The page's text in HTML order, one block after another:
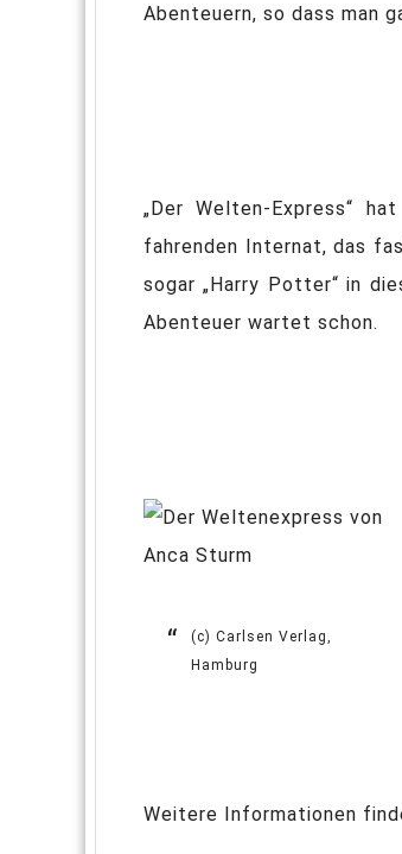
Abenteuern, so dass man
„Der Welten-Express“
fahrenden Internat, das
sogar „Harry Potter“ in
Abenteuer wartet schon.
(c) Carlsen Verlag,
Hamburg
Weitere Informationen